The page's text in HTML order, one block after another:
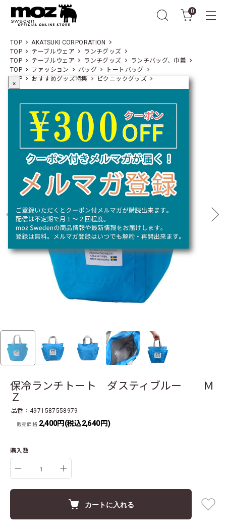
0
TOP
AKATSUKI CORPORATION
TOP
テーブルウェア
ランチグッズ
TOP
テーブルウェア ランチグッズ
ランチバッグ、巾着
TOP
ファッション バッグ
トートバッグ
TOP
おすすめグッズ特集 ピクニックグッズ
保冷ランチトート ダスティブルー Ｍ
Ｚ
品番：4971587558979
販売価格 2,400円(税込2,640円)
購入数
カートに入れる
×